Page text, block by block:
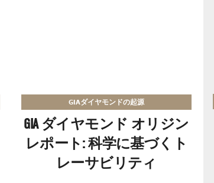
GIAダイヤモンドの起源
GIA ダイヤモンド オリジン
レポート: 科学に基づくト
レーサビリティ